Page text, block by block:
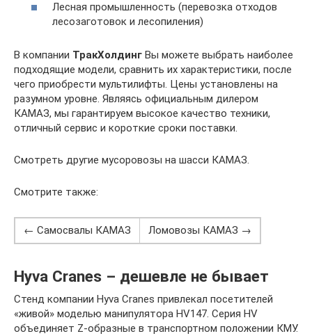
Лесная промышленность (перевозка отходов
лесозаготовок и лесопиления)
В компании ТракХолдинг Вы можете выбрать наиболее
подходящие модели, сравнить их характеристики, после
чего приобрести мультилифты. Цены установлены на
разумном уровне. Являясь официальным дилером
КАМАЗ, мы гарантируем высокое качество техники,
отличный сервис и короткие сроки поставки.
Смотреть другие мусоровозы на шасси КАМАЗ.
Смотрите также:
← Самосвалы КАМАЗ Ломовозы КАМАЗ →
Hyva Cranes – дешевле не бывает
Стенд компании Hyva Cranes привлекал посетителей
«живой» моделью манипулятора HV147. Серия HV
объединяет Z-образные в транспортном положении КМУ.